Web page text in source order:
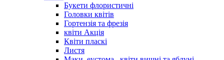
Букети флористичні
Головки квітів
Гортензія та фрезія
квіти Акція
Квіти пласкі
Листя